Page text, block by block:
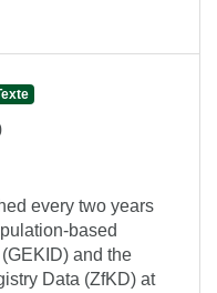
every two years
based
and the
Data (ZfKD) at